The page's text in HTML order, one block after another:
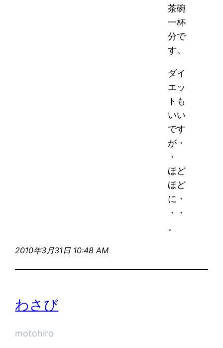
茶碗
一杯
分で
す。
ダイ
エッ
トも
いい
です
が・
・
ほど
ほど
に・
・・
。
2010年3月31日 10:48 AM
わさび
motohiro